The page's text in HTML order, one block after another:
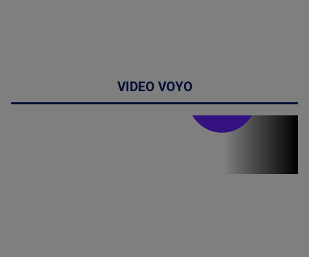
VIDEO VOYO